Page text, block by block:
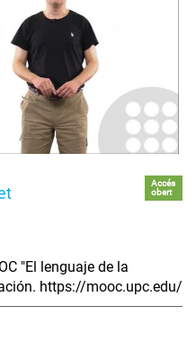
Accés
obert
"El lenguaje de la
https://mooc.upc.edu/